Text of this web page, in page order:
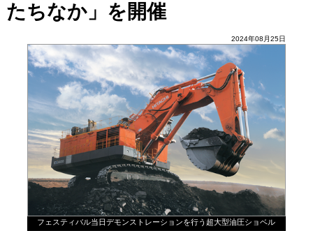
たちなか」を開催
2024年08月25日
フェスティバル当日デモンストレーションを行う超大型油圧ショベル